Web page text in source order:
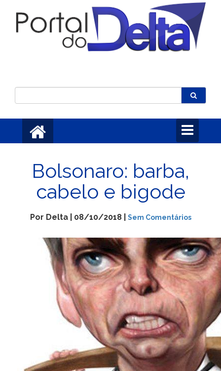
Toggle
navigation
Bolsonaro: barba,
cabelo e bigode
Por Delta | 08/10/2018 | Sem Comentários